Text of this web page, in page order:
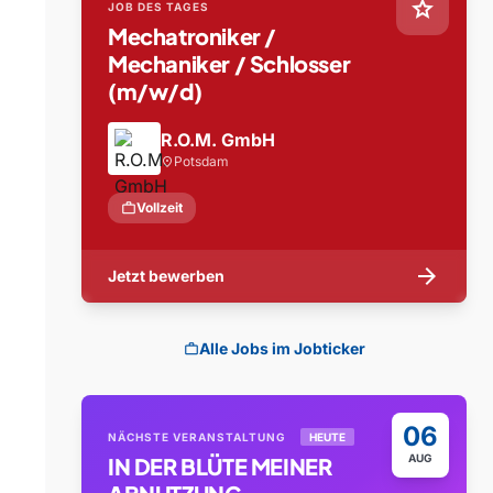
star
JOB DES TAGES
Mechatroniker /
Mechaniker / Schlosser
(m/w/d)
R.O.M. GmbH
location_on Potsdam
workVollzeit
Jetzt bewerben arrow_forward
workAlle Jobs im Jobticker
06
AUG
NÄCHSTE VERANSTALTUNG HEUTE
IN DER BLÜTE MEINER